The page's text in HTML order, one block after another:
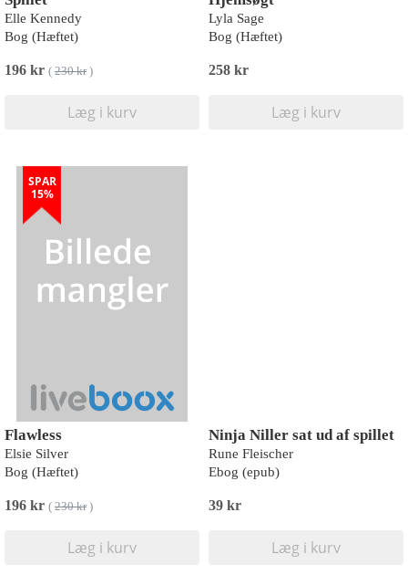
Elle Kennedy
Bog (Hæftet)
196 kr ( 230 kr)
Læg i kurv
Lyla Sage
Bog (Hæftet)
258 kr
Læg i kurv
SPAR
15%
Flawless
Elsie Silver
Bog (Hæftet)
196 kr ( 230 kr)
Læg i kurv
Ninja Niller sat ud af spillet
Rune Fleischer
Ebog (epub)
39 kr
Læg i kurv